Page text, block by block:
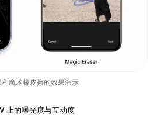
魔术橡皮擦的效果演示
的曝光度与互动度